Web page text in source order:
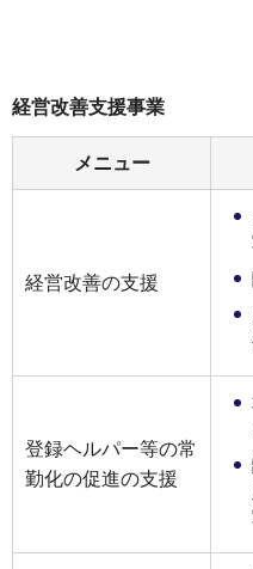
経営改善支援事業
メニュー
経営改善の支援
登録ヘルパー等の常
勤化の促進の⽀援